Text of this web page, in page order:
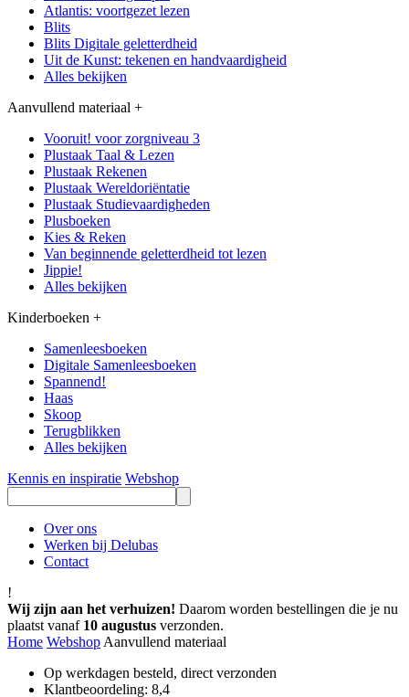
Atlantis: voortgezet lezen
Blits
Blits Digitale geletterdheid
Uit de Kunst: tekenen en handvaardigheid
Alles bekijken
Aanvullend materiaal +
Vooruit! voor zorgniveau 3
Plustaak Taal & Lezen
Plustaak Rekenen
Plustaak Wereldoriëntatie
Plustaak Studievaardigheden
Plusboeken
Kies & Reken
Van beginnende geletterdheid tot lezen
Jippie!
Alles bekijken
Kinderboeken +
Samenleesboeken
Digitale Samenleesboeken
Spannend!
Haas
Skoop
Terugblikken
Alles bekijken
Kennis en inspiratie Webshop
Over ons
Werken bij Delubas
Contact
!
Wij zijn aan het verhuizen! Daarom worden bestellingen die je nu
plaatst vanaf 10 augustus verzonden.
Home Webshop Aanvullend materiaal
Op werkdagen besteld, direct verzonden
Klantbeoordeling: 8,4